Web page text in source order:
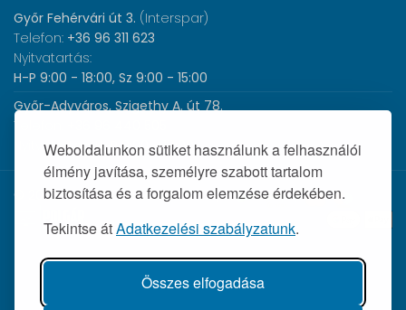
Weboldalunkon sütiket használunk a felhasználói
élmény javítása, személyre szabott tartalom
biztosítása és a forgalom elemzése érdekében.
Tekintse átAdatkezelési szabályzatunk.
Összes elfogadása
Győr Fehérvári út 3. (Interspar)
Telefon: +36 96 311 623
Nyitvatartás:
H-P 9:00 - 18:00, Sz 9:00 - 15:00
Győr-Adyváros, Szigethy A. út 78.
Telefon:
Nyitvatartás:H-P 8:00 - 17:00
© 2026 Wolf Orvosi Műszer Kft. |